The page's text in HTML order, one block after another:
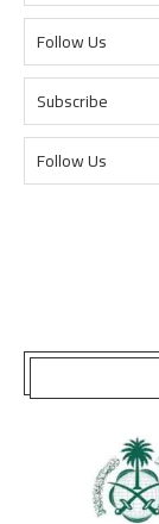
Follow Us
Subscribe
Follow Us